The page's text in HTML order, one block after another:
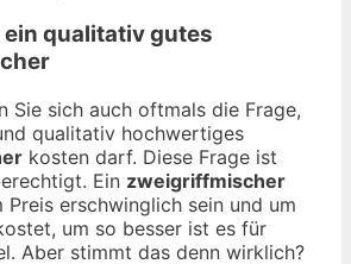
ein qualitativ gutes
Sie sich auch oftmals die Frage,
qualitativ hochwertiges
kosten darf. Diese Frage ist
Ein zweigriffmischer
Preis erschwinglich sein und um
um so besser ist es für
Aber stimmt das denn wirklich?